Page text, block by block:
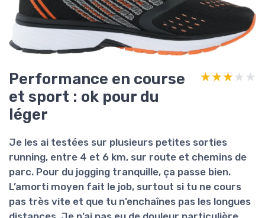
Performance en course
et sport : ok pour du
léger
★★★★★
★★★★★
Je les ai testées sur plusieurs petites sorties
running, entre 4 et 6 km, sur route et chemins de
parc. Pour du jogging tranquille, ça passe bien.
L’amorti moyen fait le job, surtout si tu ne cours
pas très vite et que tu n’enchaînes pas les longues